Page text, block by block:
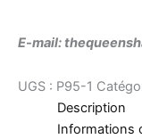
E-mail:
UGS : P95-1
Description
Informations